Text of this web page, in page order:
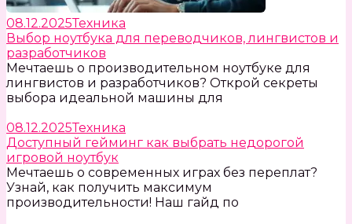
08.12.2025Техника
Выбор ноутбука для переводчиков, лингвистов и
разработчиков
Мечтаешь о производительном ноутбуке для
лингвистов и разработчиков? Открой секреты
выбора идеальной машины для
08.12.2025Техника
Доступный гейминг как выбрать недорогой
игровой ноутбук
Мечтаешь о современных играх без переплат?
Узнай, как получить максимум
производительности! Наш гайд по